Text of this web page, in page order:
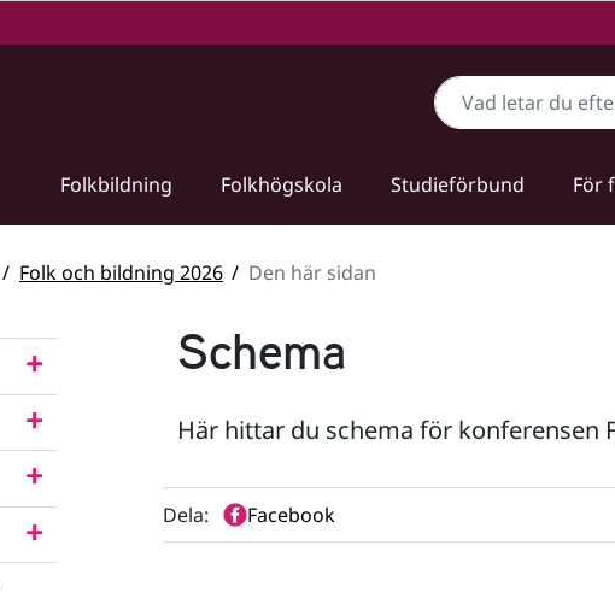
Sök
Folkbildning Folkhögskola Studieförbund För
Folk och bildning 2026 Den här sidan
Schema
Här hittar du schema för konferensen
Dela: Facebook